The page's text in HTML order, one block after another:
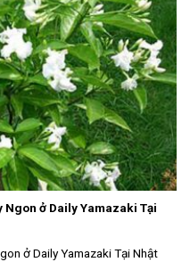
ở Daily Yamazaki Tại
ở Daily Yamazaki Tại Nhật